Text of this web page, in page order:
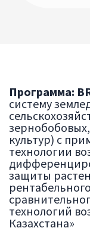
Программа:
систему
культур) с
технологии
защиты
технологий
Казахстана»